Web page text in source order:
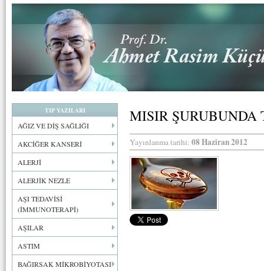
TIP YAZILARI
AĞIZ VE DİŞ SAĞLIĞI
AKCİĞER KANSERİ
ALERJİ
ALERJİK NEZLE
AŞI TEDAVİSİ
(İMMUNOTERAPİ)
AŞILAR
ASTIM
BAĞIRSAK MİKROBİYOTASI
MISIR ŞURUBUNDA
Yayınlanma tarihi: 08 Haziran 2012